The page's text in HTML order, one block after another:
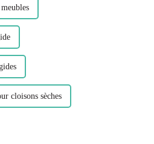
cloisons sèches